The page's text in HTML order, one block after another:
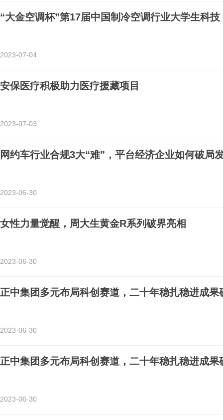
“大金空调杯”第17届中国制冷空调行业大学生科技
2023-07-04
安保医疗积极助力医疗援藏项目
2023-07-03
网约车行业合规3大“难”，平台经济企业如何破局
2023-06-30
女性力量觉醒，周大生黄金R系列破界亮相
2023-06-30
正中集团多元布局科创赛道，二十年稳扎稳进成果
2023-06-30
正中集团多元布局科创赛道，二十年稳扎稳进成果
2023-06-30